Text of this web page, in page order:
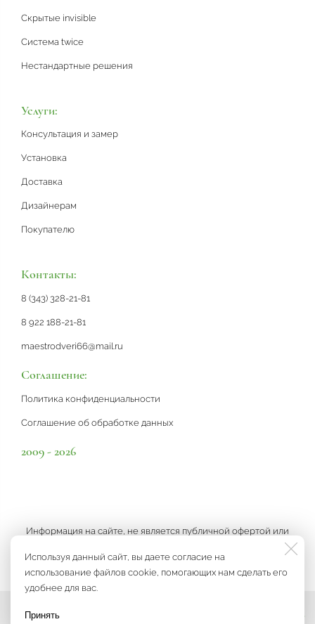
Используя данный сайт, вы даете согласие на
использование файлов cookie, помогающих нам сделать его
удобнее для вас.
Принять
Скрытые invisible
Система twice
Нестандартные решения
Услуги:
Консультация и замер
Установка
Доставка
Дизайнерам
Покупателю
Контакты:
8 (343) 328-21-81
8 922 188-21-81
maestrodveri66@mail.ru
Соглашение:
Политика конфиденциальности
Соглашение об обработке данных
2009 - 2026
Информация на сайте, не является публичной офертой или
рекламой, а носит информационный характер и может быть
изменена по усмотрению компании.